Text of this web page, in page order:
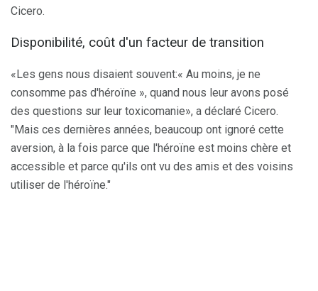
Cicero.
Disponibilité, coût d'un facteur de transition
«Les gens nous disaient souvent:« Au moins, je ne
consomme pas d'héroïne », quand nous leur avons posé
des questions sur leur toxicomanie», a déclaré Cicero.
"Mais ces dernières années, beaucoup ont ignoré cette
aversion, à la fois parce que l'héroïne est moins chère et
accessible et parce qu'ils ont vu des amis et des voisins
utiliser de l'héroïne."